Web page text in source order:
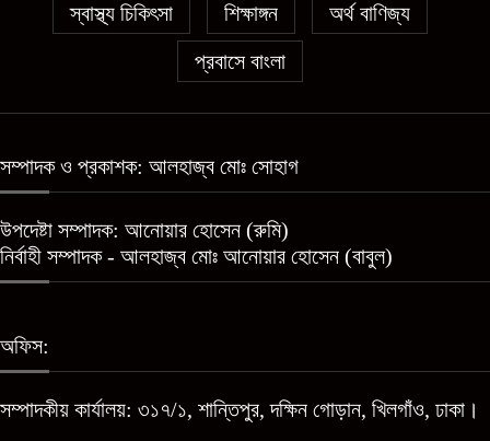
স্বাস্থ্য চিকিৎসা
শিক্ষাঙ্গন
অর্থ বাণিজ্য
প্রবাসে বাংলা
সম্পাদক ও প্রকাশক: আলহাজ্ব মোঃ সোহাগ
উপদেষ্টা সম্পাদক: আনোয়ার হোসেন (রুমি)
নির্বাহী সম্পাদক - আলহাজ্ব মোঃ আনোয়ার হোসেন (বাবুল)
অফিস:
সম্পাদকীয় কার্যালয়: ৩১৭/১, শান্তিপুর, দক্ষিন গোড়ান, খিলগাঁও, ঢাকা।